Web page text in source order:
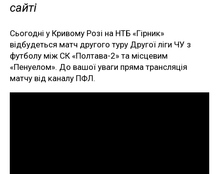
сайті
Сьогодні у Кривому Розі на НТБ «Гірник»
відбудеться матч другого туру Другої ліги ЧУ з
футболу між СК «Полтава-2» та місцевим
«Пенуелом». До вашої уваги пряма трансляція
матчу від каналу ПФЛ.